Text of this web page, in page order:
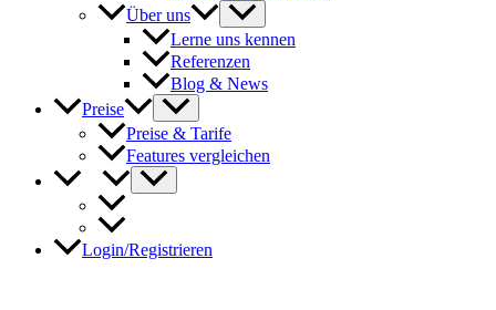
Über uns
Lerne uns kennen
Referenzen
Blog & News
Preise
Preise & Tarife
Features vergleichen
Login/Registrieren